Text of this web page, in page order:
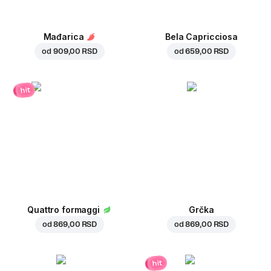
Mađarica
od 909,00 RSD
Bela Capricciosa
od659,00 RSD
hit
Quattro formaggi
od869,00 RSD
Grčka
od869,00 RSD
hit